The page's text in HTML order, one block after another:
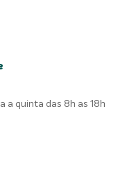
a quinta das 8h as 18h